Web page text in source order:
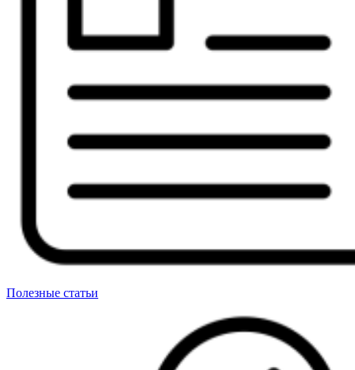
Полезные статьи